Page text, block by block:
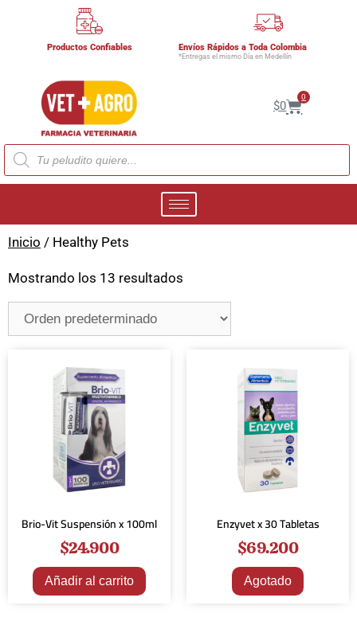
Productos Confiables Envíos Rápidos a Toda Colombia
*Entregas el mismo Día en Medellín
$0
0
Inicio / Healthy Pets
Mostrando los 13 resultados
Brio-Vit Suspensión x 100ml
$24.900
Añadir al carrito
Enzyvet x 30 Tabletas
$69.200
Agotado